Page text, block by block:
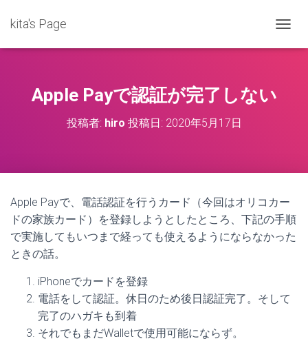
kita's Page
ビ
Apple Payで認証が完了しない
投稿者: hiro 投稿日: 2020年5月17日
Apple Payで、電話認証を行うカード（今回はオリコカー
ドの家族カード）を登録しようとしたところ、下記の手順
で実施してもいつまで経っても使えるようにならなかった
ときの話。
iPhoneでカードを登録
電話をして認証。休日のため後日認証完了。そして
完了のハガキも到着
それでもまだWalletで使用可能にならず。